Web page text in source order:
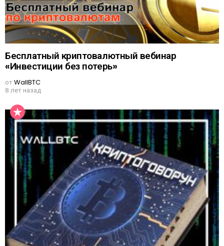
Бесплатный криптовалютный вебинар
«Инвестиции без потерь»
отWallBTC
8 лет назад